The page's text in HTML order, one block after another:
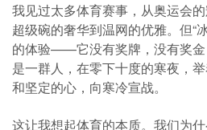
我见过太多体育赛事，从奥运会
超级碗的奢华到温网的优雅。但“
的体验——它没有奖牌，没有奖金
是一群人，在零下十度的寒夜，
和坚定的心，向寒冷宣战。
这让我想起体育的本质。我们为